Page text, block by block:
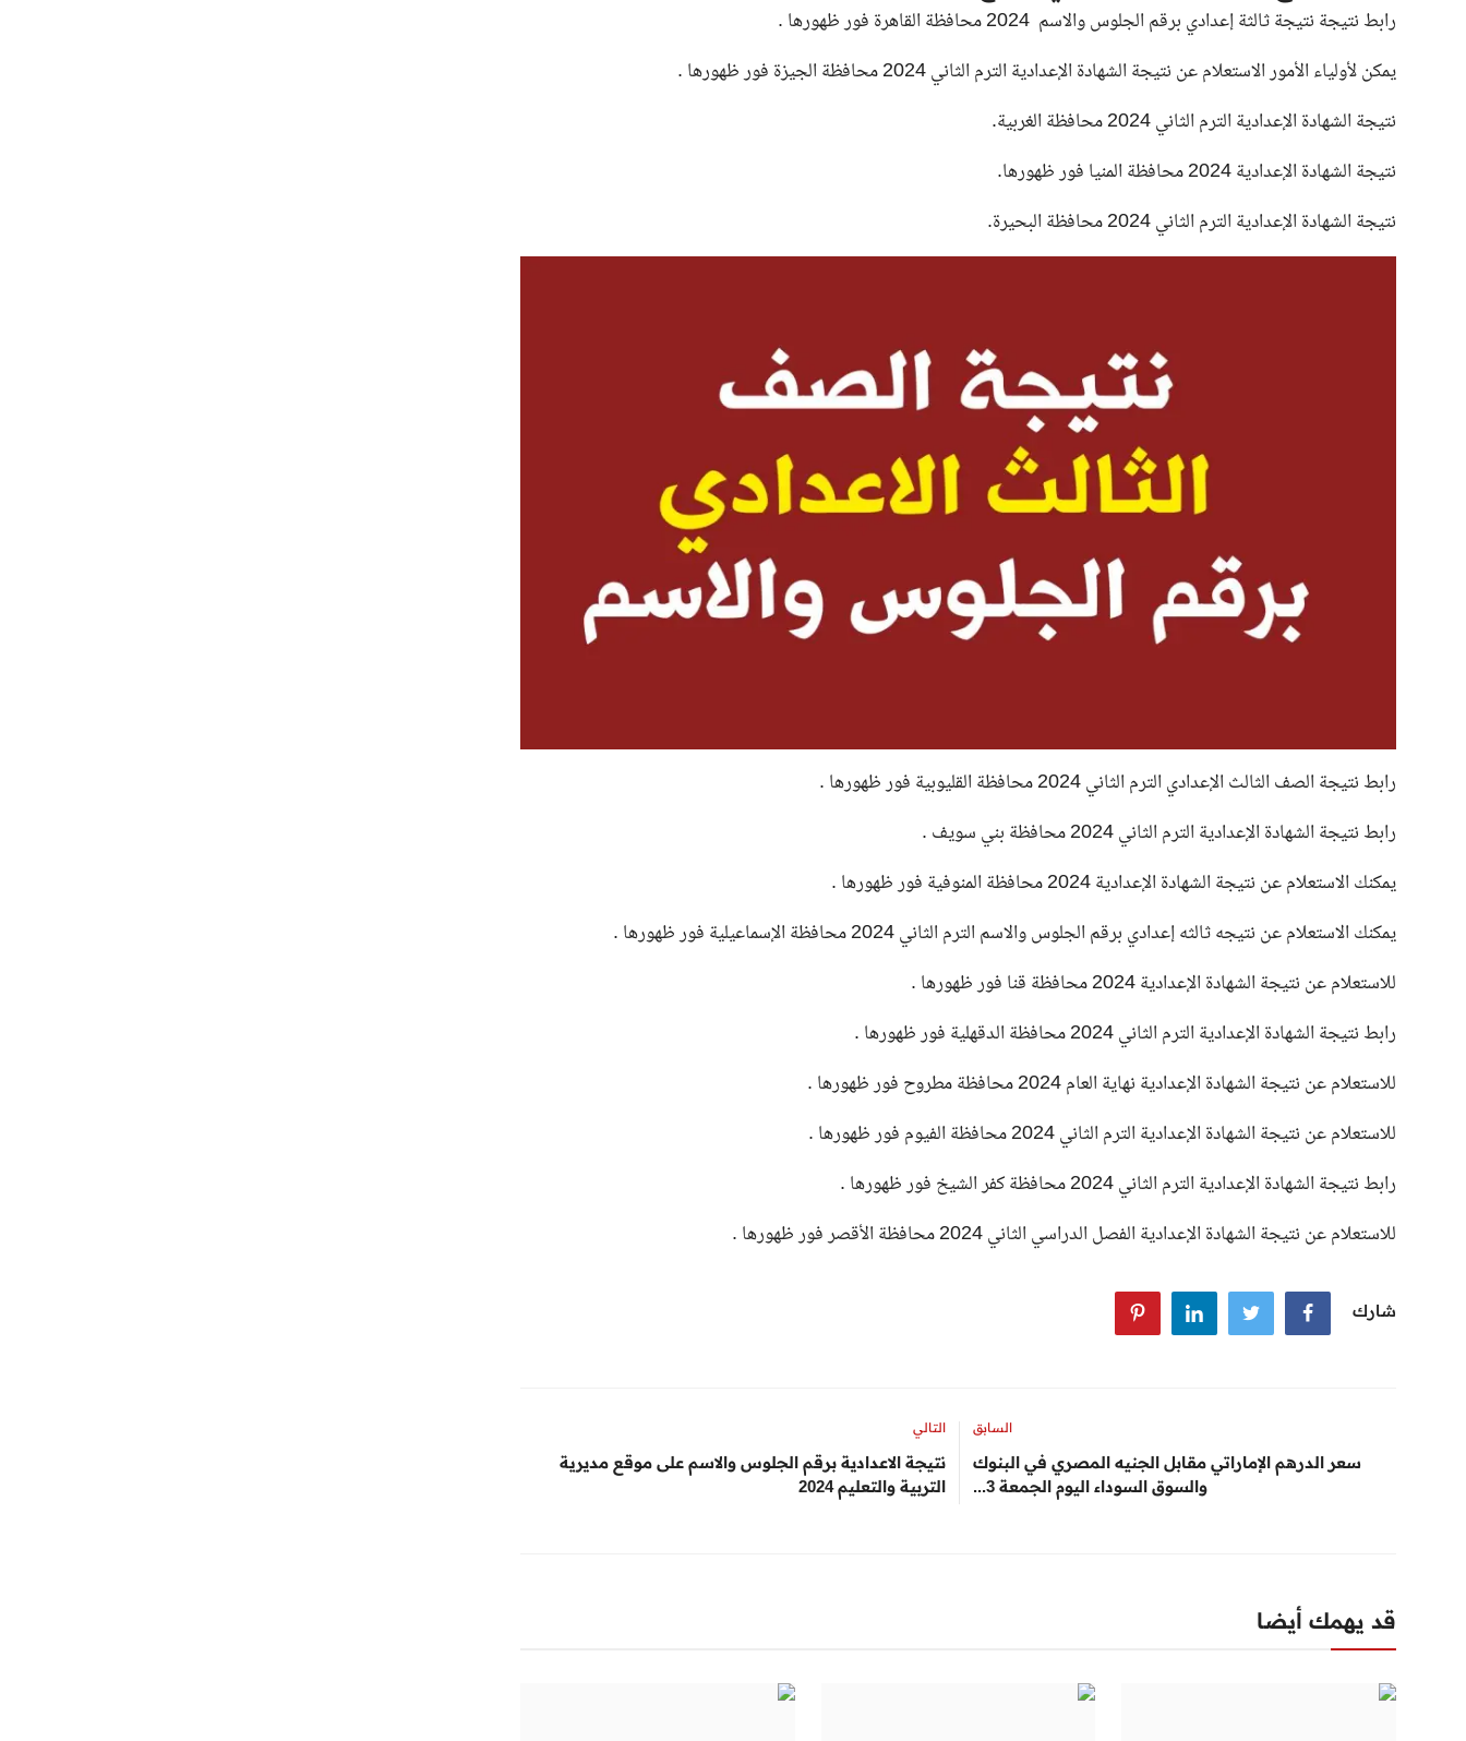
رابط نتيجة نتيجة ثالثة إعدادي برقم الجلوس والاسم 2024 محافظة القاهرة فور ظهورها .
يمكن لأولياء الأمور الاستعلام عن نتيجة الشهادة الإعدادية الترم الثاني 2024 محافظة الجيزة فور ظهورها .
نتيجة الشهادة الإعدادية الترم الثاني 2024
محافظة الغربية.
نتيجة الشهادة الإعدادية 2024 محافظة المنيا فور ظهورها.
نتيجة الشهادة الإعدادية الترم الثاني 2024 محافظة البحيرة.
رابط نتيجة الصف الثالث الإعدادي الترم الثاني 2024 محافظة القليوبية فور ظهورها .
رابط نتيجة الشهادة الإعدادية الترم الثاني 2024 محافظة بني سويف .
يمكنك الاستعلام عن نتيجة الشهادة الإعدادية 2024 محافظة المنوفية فور ظهورها .
يمكنك الاستعلام عن نتيجه ثالثه إعدادي برقم الجلوس والاسم الترم الثاني 2024 محافظة الإسماعيلية فور ظهورها .
للاستعلام عن نتيجة الشهادة الإعدادية 2024 محافظة قنا فور ظهورها .
رابط نتيجة الشهادة الإعدادية الترم الثاني 2024 محافظة الدقهلية فور ظهورها .
للاستعلام عن نتيجة الشهادة الإعدادية نهاية العام 2024 محافظة مطروح فور ظهورها .
للاستعلام عن نتيجة الشهادة الإعدادية الترم الثاني 2024 محافظة الفيوم فور ظهورها .
رابط نتيجة الشهادة الإعدادية الترم الثاني 2024 محافظة كفر الشيخ فور ظهورها .
للاستعلام عن نتيجة الشهادة الإعدادية الفصل الدراسي الثاني 2024 محافظة الأقصر فور ظهورها .
شارك
السابق
سعر الدرهم الإماراتي مقابل الجنيه المصري في البنوك
والسوق السوداء اليوم الجمعة 3...
التالي
نتيجة الاعدادية برقم الجلوس والاسم على موقع مديرية
التربية والتعليم 2024
قد يهمك أيضا